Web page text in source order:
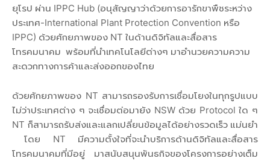
ยุโรป ผ่าน IPPC Hub (อนุสัญญาว่าด้วยการอารักขาพืชระหว่าง
ประเทศ-International Plant Protection Convention หรือ
IPPC) ด้วยศักยภาพของ NT ในด้านดิจิทัลและสื่อสาร
โทรคมนาคม พร้อมที่นำเทคโนโลยีต่างๆ มาอำนวยความความ
สะดวกทางการค้าและส่งออกของไทย
ด้วยศักยภาพของ NT สามารถรองรับการเชื่อมโยงในทุกรูปแบบ
ไม่ว่าประเทศต่าง ๆ จะเชื่อมต่อมายัง NSW ด้วย Protocol ใด ๆ
NT ก็สามารถรับส่งและแลกเปลี่ยนข้อมูลได้อย่างรวดเร็ว แม่นยำ
โดย NT มีความตั้งใจที่จะนำบริการด้านดิจิทัลและสื่อสาร
โทรคมนาคมที่มีอยู่ มาสนับสนุนพันธกิจของโครงการอย่างเต็ม